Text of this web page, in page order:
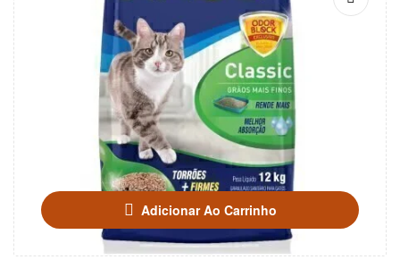
Adicionar Ao Carrinho